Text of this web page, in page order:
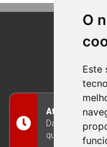
O
Este
RIO
Atendimento
Das 8h às 12h
quinta-feira, e